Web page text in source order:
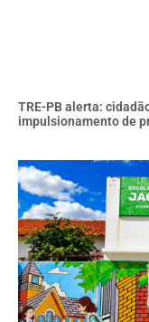
TRE-PB alerta:
impulsionamento de